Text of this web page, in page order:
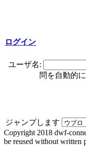
ログイン
ユーザ名:
問を自動的
ジャンプします
Copyright 2018 dwf-
be reused without written